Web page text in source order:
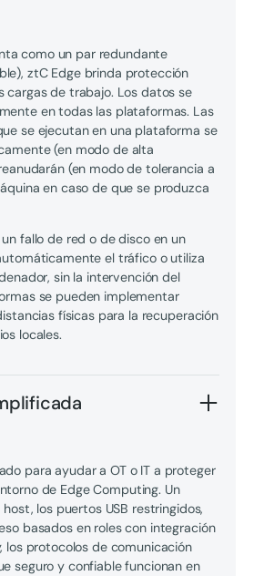
como un par redundante
ztC Edge brinda protección
cargas de trabajo. Los datos se
en todas las plataformas. Las
se ejecutan en una plataforma se
(en modo de alta
(en modo de tolerancia a
en caso de que se produzca
fallo de red o de disco en un
el tráfico o utiliza
sin la intervención del
se pueden implementar
físicas para la recuperación
locales.
para ayudar a OT o IT a proteger
de Edge Computing. Un
los puertos USB restringidos,
basados en roles con integración
los protocolos de comunicación
seguro y confiable funcionan en